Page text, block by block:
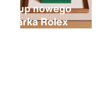
Zakup nowego
zegarka Rolex